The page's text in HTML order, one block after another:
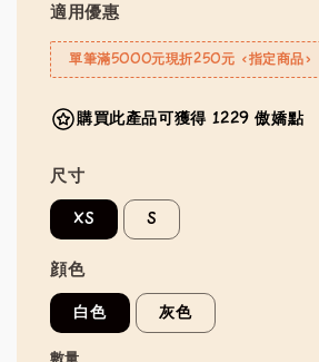
適用優惠
單筆滿5000元現折250元 <指定商品>
購買此產品可獲得 1229 傲嬌點
尺寸
XS S
顔色
白色 灰色